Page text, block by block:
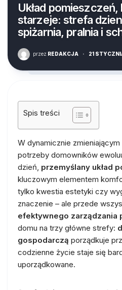
Układ
starzeje: strefa
spiżarnia, pralnia i
przez REDAKCJA · 21
Spis treści
W dynamicznie
potrzeby domowników
dzień, przemyślany układ
kluczowym elementem
tylko kwestia estetyki czy
znaczenie – ale przede
efektywnego zarządzania
domu na trzy główne strefy:
gospodarczą porządkuje
codzienne życie staje się
uporządkowane.